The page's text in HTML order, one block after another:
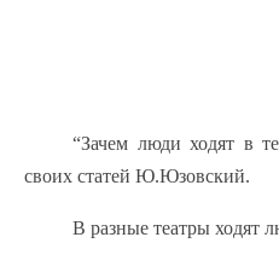
“Зачем люди ходят в
своих статей Ю.Юзовский.
В разные театры ходят